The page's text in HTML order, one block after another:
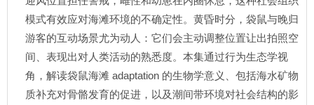
模式有效应对海滩环境的不确定性。黄昏时分，袋鼠与晚归
游客的互动场景尤为动人：它们会主动调整位置让出拍照空
间、表现出对人类活动的熟悉度。本集通过行为生态学视
角，解读袋鼠海滩 adaptation 的生物学意义、包括海水矿物
质补充对骨骼发育的促进，以及潮间带环境对社会结构的影